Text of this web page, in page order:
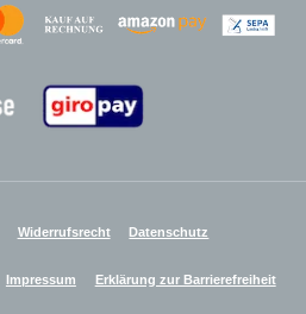
Zahlungsanbieter
Zahlungsanbieter
Widerrufsrecht Datenschutz
Impressum Erklärung zur Barrierefreiheit